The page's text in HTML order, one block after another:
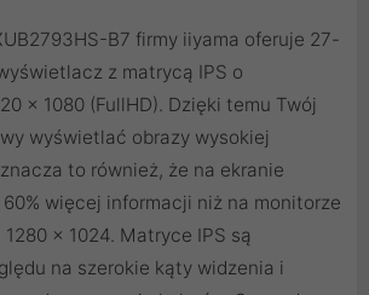
B7 firmy iiyama oferuje 27-
z matrycą IPS o
x 1080 (FullHD). Dzięki temu Twój
wyświetlać obrazy wysokiej
to również, że na ekranie
60% więcej informacji niż na monitorze
x 1024. Matryce IPS są
na szerokie kąty widzenia i